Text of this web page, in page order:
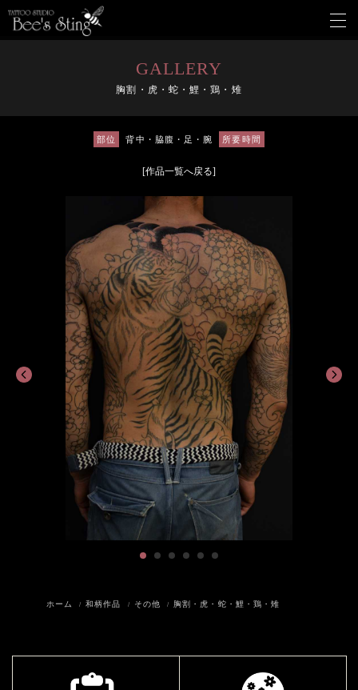
メ
ニ
GALLERY
胸割・虎・蛇・鯉・鶏・雉
部位 背中・脇腹・足・腕 所要時間
ホーム 和柄作品 その他 胸割・虎・蛇・鯉・鶏・雉